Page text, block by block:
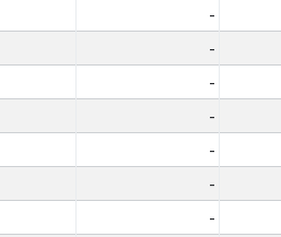
-
-
-
-
-
-
-